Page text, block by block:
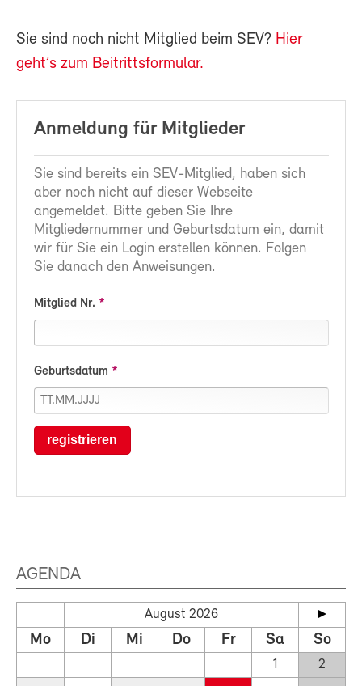
Sie sind noch nicht Mitglied beim SEV? Hier
geht’s zum Beitrittsformular.
Anmeldung für Mitglieder
Sie sind bereits ein SEV-Mitglied, haben sich
aber noch nicht auf dieser Webseite
angemeldet. Bitte geben Sie Ihre
Mitgliedernummer und Geburtsdatum ein, damit
wir für Sie ein Login erstellen können. Folgen
Sie danach den Anweisungen.
Mitglied Nr.
Geburtsdatum
registrieren
AGENDA
August 2026
Mo Di Mi Do Fr Sa So
1
2